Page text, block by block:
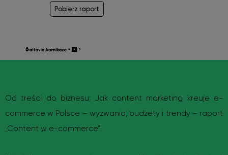
Pobierz raport
Od treści do biznesu: Jak content marketing kreuje e-
commerce w Polsce – wyzwania, budżety i trendy – raport
„Content w e-commerce”.